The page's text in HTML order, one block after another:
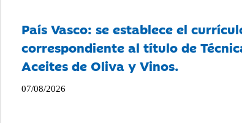
País Vasco: se establece el
correspondiente al título de
Aceites de Oliva y Vinos.
07/08/2026